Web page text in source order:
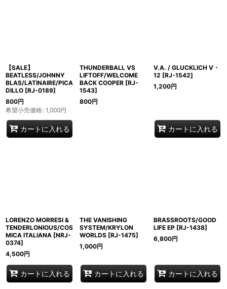
【SALE】
BEATLESS/JOHNNY
BLAS/LATINAIRE/PICA
DILLO [RJ-0189]
800円
希望小売価格: 1,000円
カートに入れる
THUNDERBALL VS
LIFTOFF/WELCOME
BACK COOPER [RJ-
1543]
800円
V.A. / GLUCKLICH V・
12 [RJ-1542]
1,200円
カートに入れる
LORENZO MORRESI &
TENDERLONIOUS/COS
MICA ITALIANA [NRJ-
0374]
4,500円
カートに入れる
THE VANISHING
SYSTEM/KRYLON
WORLDS [RJ-1475]
1,000円
カートに入れる
BRASSROOTS/GOOD
LIFE EP [RJ-1438]
6,800円
カートに入れる